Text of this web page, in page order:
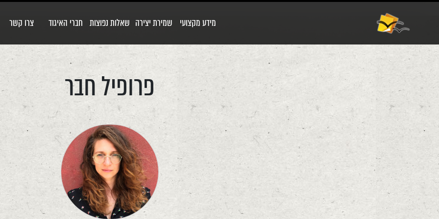
מידע מקצועי שמירת יצירה שאלות נפוצות חברי האיגוד צרו קשר
פרופיל חבר